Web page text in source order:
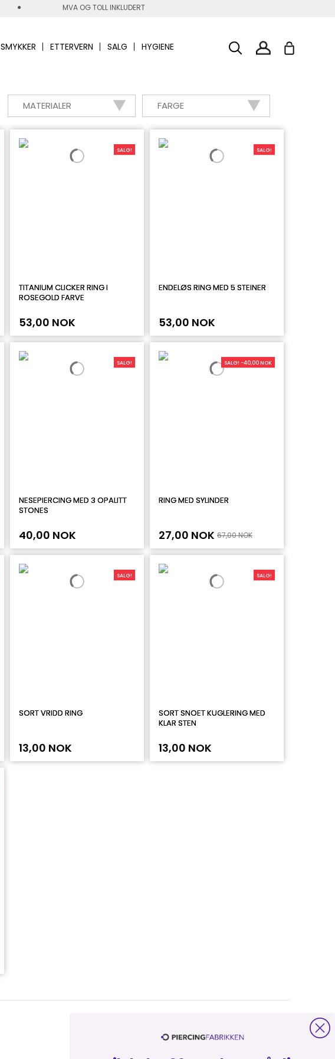
MVA OG TOLL INKLUDERT
SMYKKER ETTERVERN SALG HYGIENE
MATERIALER FARGE
SALG!
TITANIUM CLICKER RING I
ROSEGOLD FARVE
53,00 NOK
SALG!
ENDELØS RING MED 5 STEINER
53,00 NOK
SALG!
NESEPIERCING MED 3 OPALITT
STONES
40,00 NOK
SALG! -40,00 NOK
RING MED SYLINDER
27,00 NOK 67,00 NOK
SALG!
SORT VRIDD RING
13,00 NOK
SALG!
SORT SNOET KUGLERING MED
KLAR STEN
13,00 NOK